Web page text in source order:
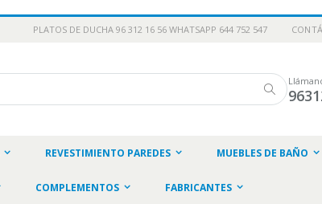
PLATOS DE DUCHA 96 312 16 56 WHATSAPP 644 752 547
REVESTIMIENTO PAREDES MUEBLES DE BAÑO
COMPLEMENTOS FABRICANTES